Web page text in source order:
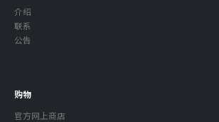
介绍
联系
公告
购物
官方网上商店